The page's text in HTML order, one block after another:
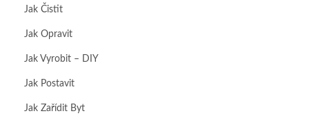
Jak Čistit
Jak Opravit
Jak Vyrobit – DIY
Jak Postavit
Jak Zařídit Byt